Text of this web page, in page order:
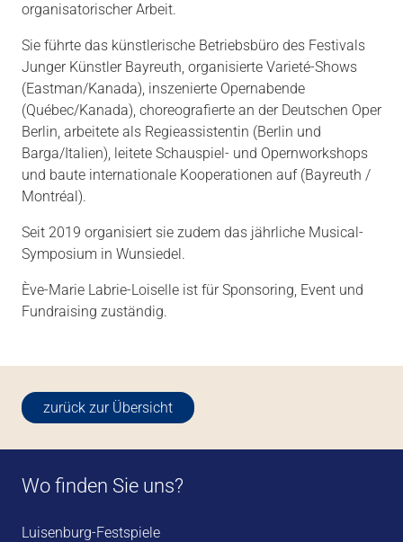
organisatorischer Arbeit.
Sie führte das künstlerische Betriebsbüro des Festivals
Junger Künstler Bayreuth, organisierte Varieté-Shows
(Eastman/Kanada), inszenierte Opernabende
(Québec/Kanada), choreografierte an der Deutschen Oper
Berlin, arbeitete als Regieassistentin (Berlin und
Barga/Italien), leitete Schauspiel- und Opernworkshops
und baute internationale Kooperationen auf (Bayreuth /
Montréal).
Seit 2019 organisiert sie zudem das jährliche Musical-
Symposium in Wunsiedel.
Ève-Marie Labrie-Loiselle ist für Sponsoring, Event und
Fundraising zuständig.
zurück zur Übersicht
Wo finden Sie uns?
Luisenburg-Festspiele